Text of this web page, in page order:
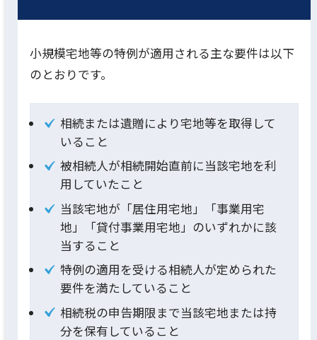
小規模宅地等の特例が適用される主な要件は以下
のとおりです。
相続または遺贈により宅地等を取得して
いること
被相続人が相続開始直前に当該宅地を利
用していたこと
当該宅地が「居住用宅地」「事業用宅
地」「貸付事業用宅地」のいずれかに該
当すること
特例の適用を受ける相続人が定められた
要件を満たしていること
相続税の申告期限まで当該宅地または持
分を保有していること